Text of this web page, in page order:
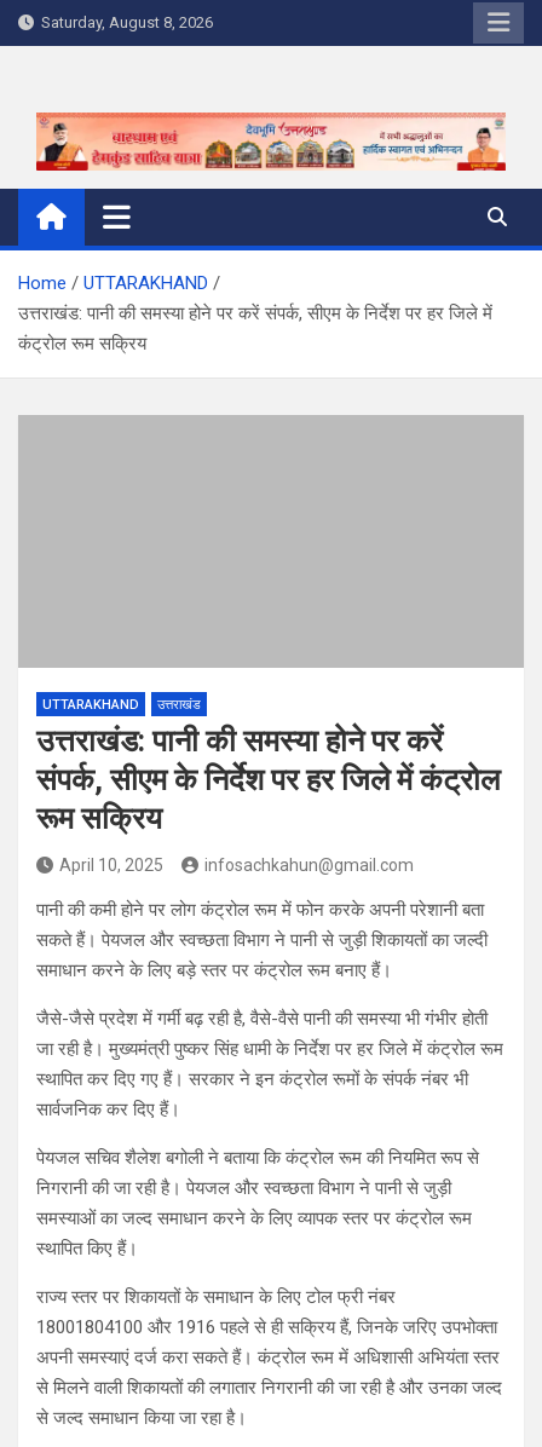
Skip
to
Saturday, August 8, 2026
Home
UTTARAKHAND
उत्तराखंड: पानी की समस्या होने पर करें संपर्क, सीएम के निर्देश पर हर जिले में
कंट्रोल रूम सक्रिय
UTTARAKHAND उत्तराखंड
उत्तराखंड: पानी की समस्या होने पर करें
संपर्क, सीएम के निर्देश पर हर जिले में कंट्रोल
रूम सक्रिय
April 10, 2025 infosachkahun@gmail.com
पानी की कमी होने पर लोग कंट्रोल रूम में फोन करके अपनी परेशानी बता
सकते हैं। पेयजल और स्वच्छता विभाग ने पानी से जुड़ी शिकायतों का जल्दी
समाधान करने के लिए बड़े स्तर पर कंट्रोल रूम बनाए हैं।
जैसे-जैसे प्रदेश में गर्मी बढ़ रही है, वैसे-वैसे पानी की समस्या भी गंभीर होती
जा रही है। मुख्यमंत्री पुष्कर सिंह धामी के निर्देश पर हर जिले में कंट्रोल रूम
स्थापित कर दिए गए हैं। सरकार ने इन कंट्रोल रूमों के संपर्क नंबर भी
सार्वजनिक कर दिए हैं।
पेयजल सचिव शैलेश बगोली ने बताया कि कंट्रोल रूम की नियमित रूप से
निगरानी की जा रही है। पेयजल और स्वच्छता विभाग ने पानी से जुड़ी
समस्याओं का जल्द समाधान करने के लिए व्यापक स्तर पर कंट्रोल रूम
स्थापित किए हैं।
राज्य स्तर पर शिकायतों के समाधान के लिए टोल फ्री नंबर
18001804100 और 1916 पहले से ही सक्रिय हैं, जिनके जरिए उपभोक्ता
अपनी समस्याएं दर्ज करा सकते हैं। कंट्रोल रूम में अधिशासी अभियंता स्तर
से मिलने वाली शिकायतों की लगातार निगरानी की जा रही है और उनका जल्द
से जल्द समाधान किया जा रहा है।